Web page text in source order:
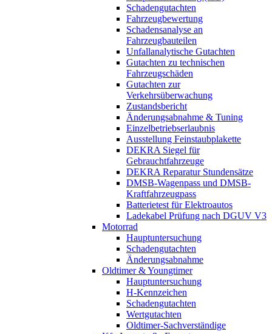
Schadengutachten
Fahrzeugbewertung
Schadensanalyse an
Fahrzeugbauteilen
Unfallanalytische Gutachten
Gutachten zu technischen
Fahrzeugschäden
Gutachten zur
Verkehrsüberwachung
Zustandsbericht
Änderungsabnahme & Tuning
Einzelbetriebserlaubnis
Ausstellung Feinstaubplakette
DEKRA Siegel für
Gebrauchtfahrzeuge
DEKRA Reparatur Stundensätze
DMSB-Wagenpass und DMSB-
Kraftfahrzeugpass
Batterietest für Elektroautos
Ladekabel Prüfung nach DGUV V3
Motorrad
Hauptuntersuchung
Schadengutachten
Änderungsabnahme
Oldtimer & Youngtimer
Hauptuntersuchung
H-Kennzeichen
Schadengutachten
Wertgutachten
Oldtimer-Sachverständige